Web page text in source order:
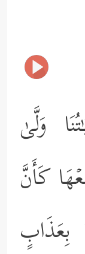
وَلَّىٰ
كَأَنَّ
بِعَذَابٍ